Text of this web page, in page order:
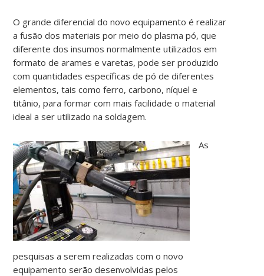
O grande diferencial do novo equipamento é realizar
a fusão dos materiais por meio do plasma pó, que
diferente dos insumos normalmente utilizados em
formato de arames e varetas, pode ser produzido
com quantidades específicas de pó de diferentes
elementos, tais como ferro, carbono, níquel e
titânio, para formar com mais facilidade o material
ideal a ser utilizado na soldagem.
As
pesquisas a serem realizadas com o novo
equipamento serão desenvolvidas pelos